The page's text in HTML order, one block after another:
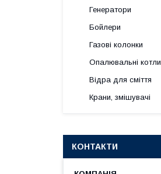
Генератори
Бойлери
Газові колонки
Опалювальні котли
Відра для сміття
Крани, змішувачі
КОНТАКТИ